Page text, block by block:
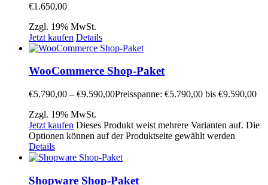
€1.650,00
Zzgl. 19% MwSt.
Jetzt kaufen Details
WooCommerce Shop-Paket
€5.790,00 – €9.590,00Preisspanne: €5.790,00 bis €9.590,00
Zzgl. 19% MwSt.
Jetzt kaufen Dieses Produkt weist mehrere Varianten auf. Die
Optionen können auf der Produktseite gewählt werden
Details
Shopware Shop-Paket